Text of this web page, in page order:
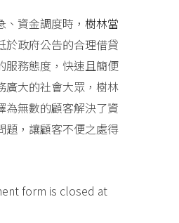
資金調度時， 樹林當
於政府公告的合理借貸
服務態度，快速且簡便
廣大的社會大眾，樹林
為無數的顧客解決了資
題，讓顧客不便之處得
form is closed at